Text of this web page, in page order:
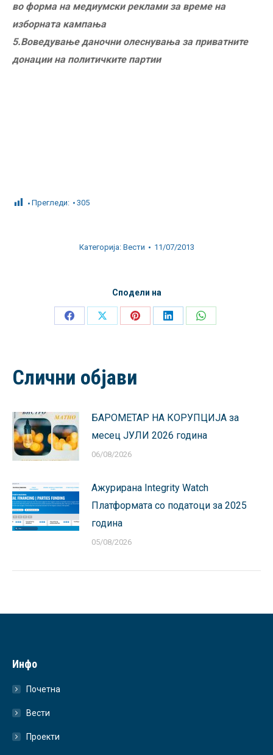
во форма на медиумски реклами за време на
изборната кампања
5.Воведување даночни олеснувања за приватните
донации на политичките партии
Прегледи: 305
Категорија: Вести 11/07/2013
Сподели на
Share
Share
Share
Share
Share
Слични објави
БАРОМЕТАР НА КОРУПЦИЈА за
месец ЈУЛИ 2026 година
06/08/2026
Ажурирана Integrity Watch
Платформата со податоци за 2025
година
05/08/2026
Инфо
Почетна
Вести
Проекти